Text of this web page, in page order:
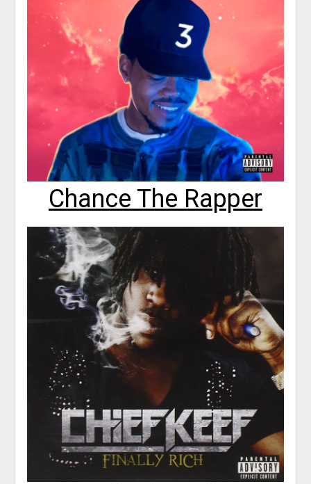
Chance The Rapper